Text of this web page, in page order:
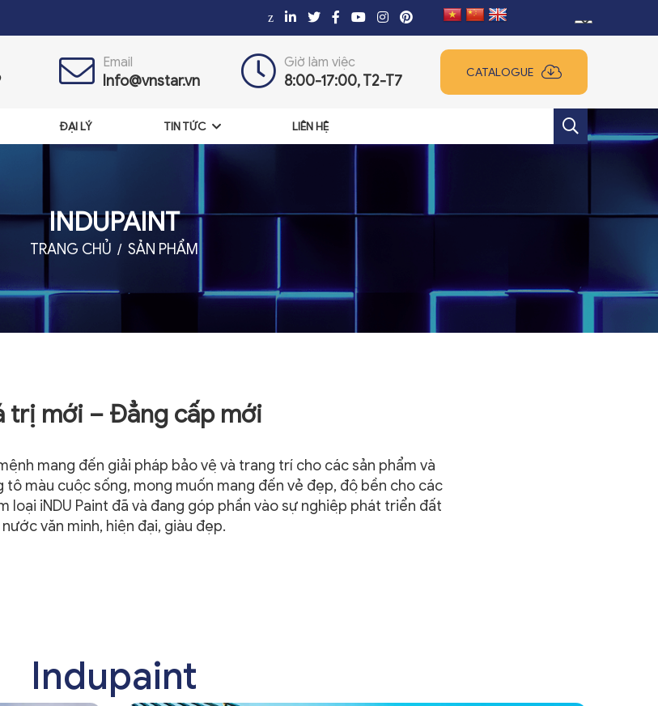
z
Email
Info@vnstar.vn
Giờ làm việc
8:00-17:00, T2-T7 CATALOGUE
ĐẠI LÝ TIN TỨC LIÊN HỆ
TRANG CHỦ SẢN PHẨM
INDUPAINT
trị mới – Đẳng cấp mới
mang đến giải pháp bảo vệ và trang trí cho các sản phẩm và
tô màu cuộc sống, mong muốn mang đến vẻ đẹp, độ bền cho các
loại iNDU Paint đã và đang góp phần vào sự nghiệp phát triển đất
nước văn minh, hiện đại, giàu đẹp.
Indupaint